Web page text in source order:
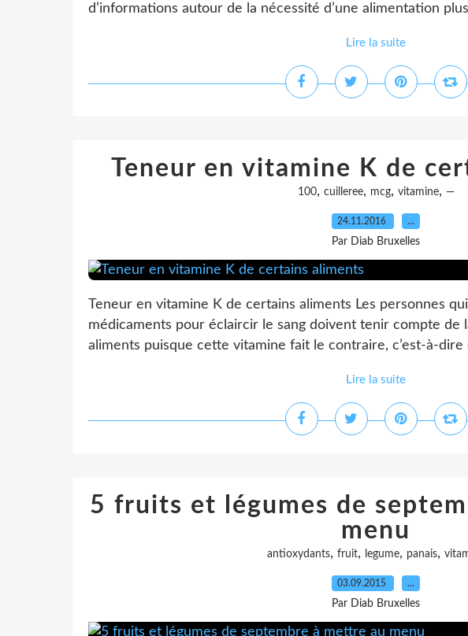
d’informations autour de la nécessité d’une alimentation
Lire la suite
Teneur en vitamine K de
100, cuilleree, mcg, vitamine, —
24.11.2016 …
Par Diab Bruxelles
Teneur en vitamine K de certains aliments Les personnes
médicaments pour éclaircir le sang doivent tenir compte de
aliments puisque cette vitamine fait le contraire, c’est-à-dire
Lire la suite
5 fruits et légumes de
menu
antioxydants, fruit, legume, panais,
03.09.2015 …
Par Diab Bruxelles